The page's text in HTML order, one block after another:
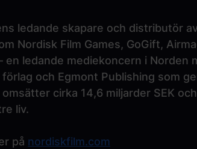
ledande skapare och distributör
Nordisk Film Games, GoGift,
en ledande mediekoncern i
och Egmont Publishing som
cirka 14,6 miljarder SEK
liv.
på nordiskfilm.com